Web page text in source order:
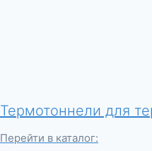
Термотоннели для
Перейти в каталог: